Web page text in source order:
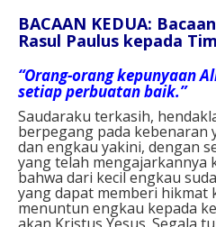
BACAAN KEDUA:
Rasul Paulus kepada
“Orang-orang kepunyaan
setiap perbuatan baik.”
Saudaraku terkasih,
berpegang pada kebenaran
dan engkau yakini, dengan
yang telah mengajarkannya
bahwa dari kecil engkau
yang dapat memberi hikmat
menuntun engkau kepada